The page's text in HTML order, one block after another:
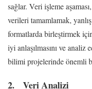
sağlar. Veri işleme
verileri tamamlamak,
formatlarda birleştirmek
iyi anlaşılmasını ve
bilimi projelerinde önemli
2. Veri Analizi